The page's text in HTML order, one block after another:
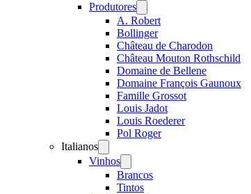
Produtores
menu
A. Robert
Bollinger
Château de Charodon
Château Mouton Rothschild
Domaine de Bellene
Domaine François Gaunoux
Famille Grossot
Louis Jadot
Louis Roederer
Pol Roger
Italianos
menu
Vinhos
menu
Brancos
Tintos